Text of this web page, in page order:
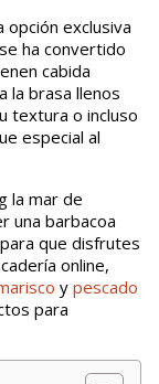
opción exclusiva
ha convertido
cabida
la brasa llenos
textura o incluso
especial al
la mar de
una barbacoa
que disfrutes
online,
y pescado
para